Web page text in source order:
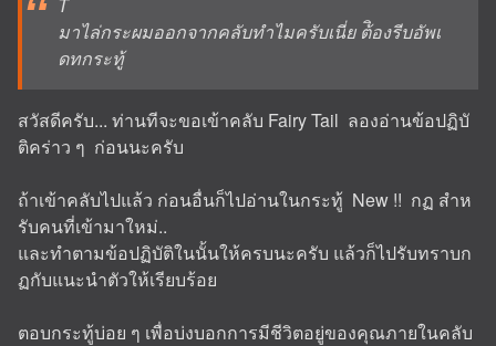
มาไล่กระผมออกจากคลับทำไมครับเนี่ย ต้ิองรีบอัพเ
ดทกระทู้
สวัสดีครับ... ท่านทีจะขอเข้าคลับ Fairy Tail ลองอ่านข้อปฏิบั
ติคร่าว ๆ ก่อนนะครับ
ถ้าเข้าคลับไปแล้ว ก่อนอื่นก็ไปอ่านในกระทู้ New !! กฏ สำห
รับคนที่เข้ามาใหม่..
และทำตามข้อปฏิบัติในนั้นให้ครบนะครับ แล้วก็ไปรับทราบก
ฏกับแนะนำตัวให้เรียบร้อย
ตอบกระทู้บ่อย ๆ เพื่อบ่งบอกการมีชีวิตอยู่ของคุณภายในคลับ